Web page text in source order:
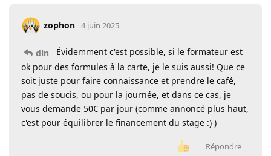
zophon 4 juin 2025
dln
Évidemment c'est possible, si le formateur est
ok pour des formules à la carte, je le suis aussi! Que ce
soit juste pour faire connaissance et prendre le café,
pas de soucis, ou pour la journée, et dans ce cas, je
vous demande 50€ par jour (comme annoncé plus haut,
c'est pour équilibrer le financement du stage :) )
Répondre